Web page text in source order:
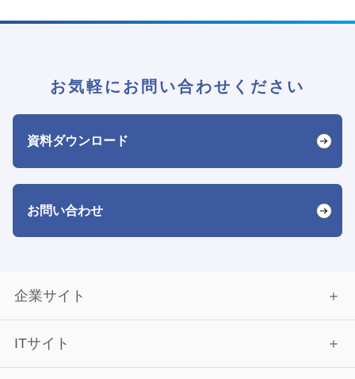
お気軽にお問い合わせください
資料ダウンロード
お問い合わせ
企業サイト
ITサイト